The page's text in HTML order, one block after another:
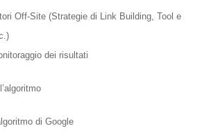
Off-Site (Strategie di Link Building, Tool e
dei risultati
di Google